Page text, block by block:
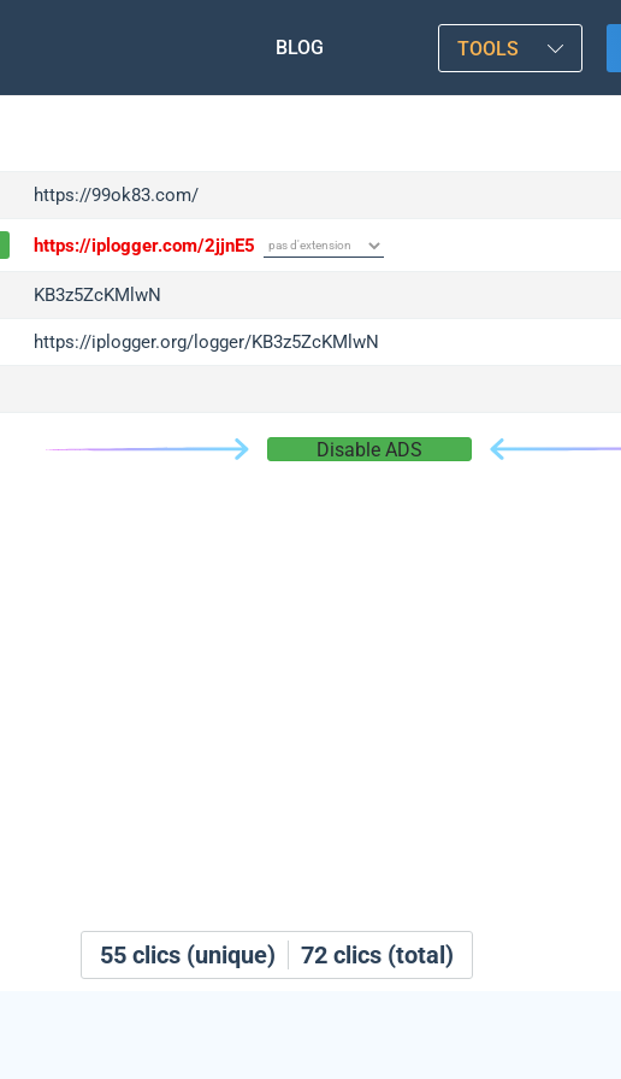
BLOG TOOLS
https://99ok83.com/
https://iplogger.com/2jjnE5
KB3z5ZcKMlwN
https://iplogger.org/logger/KB3z5ZcKMlwN
Disable ADS
55 clics (unique) 72 clics (total)